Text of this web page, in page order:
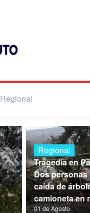
Regional
Regional
Tragedia en
Dos
caída de
camioneta en
01 de Agosto